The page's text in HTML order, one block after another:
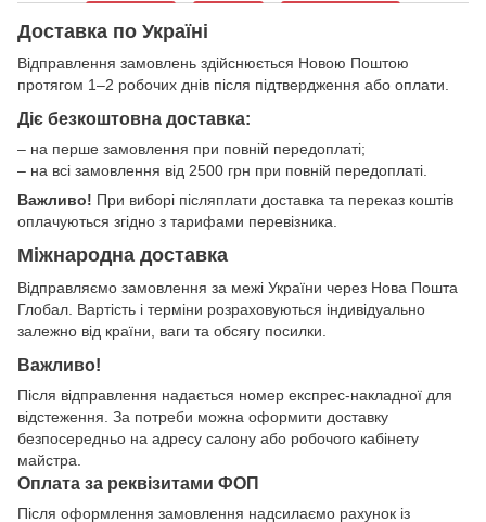
Доставка по Україні
Відправлення замовлень здійснюється Новою Поштою
протягом 1–2 робочих днів після підтвердження або оплати.
Діє безкоштовна доставка:
– на перше замовлення при повній передоплаті;
– на всі замовлення від 2500 грн при повній передоплаті.
Важливо! При виборі післяплати доставка та переказ коштів
оплачуються згідно з тарифами перевізника.
Міжнародна доставка
Відправляємо замовлення за межі України через Нова Пошта
Глобал. Вартість і терміни розраховуються індивідуально
залежно від країни, ваги та обсягу посилки.
Важливо!
Після відправлення надається номер експрес-накладної для
відстеження. За потреби можна оформити доставку
безпосередньо на адресу салону або робочого кабінету
майстра.
Оплата за реквізитами ФОП
Після оформлення замовлення надсилаємо рахунок із